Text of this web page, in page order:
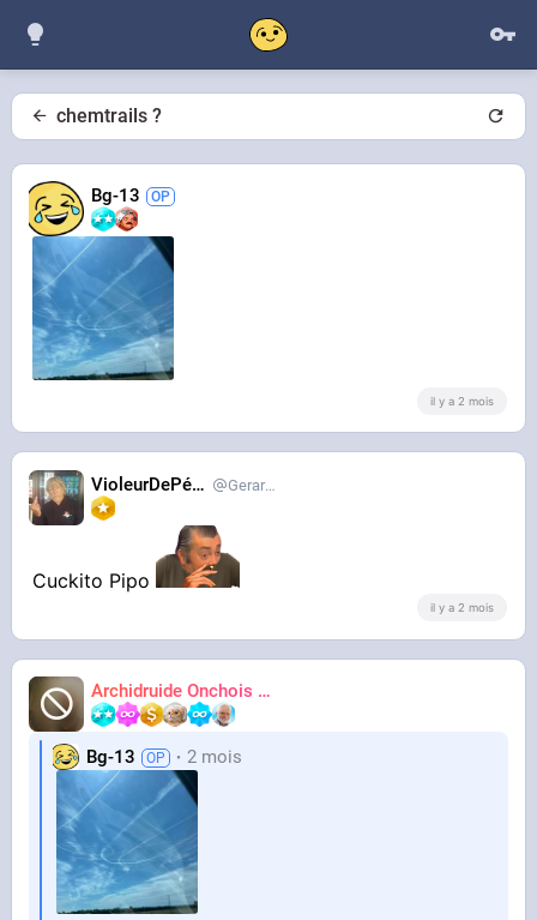
chemtrails ?
Bg-13
il y a 2 mois
VioleurDePédo Gerardlevain
Cuckito Pipo
il y a 2 mois
Archidruide Onchois
🍀️🌩️🐻️
Bg-13 2 mois